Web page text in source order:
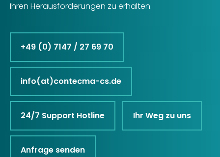
Ihren Herausforderungen zu erhalten.
+49 (0) 7147 / 27 69 70
info(at)contecma-cs.de
24/7 Support Hotline Ihr Weg zu uns
Anfrage senden